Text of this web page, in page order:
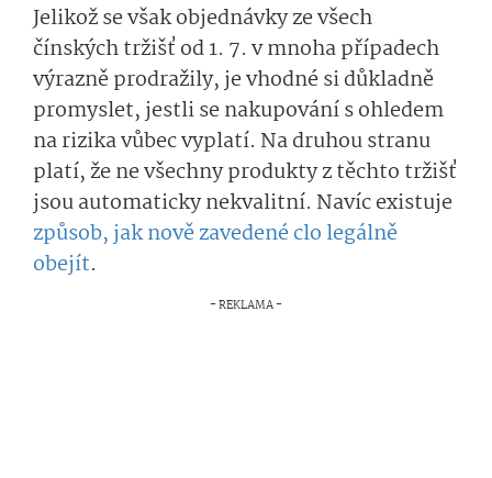
Jelikož se však objednávky ze všech
čínských tržišť od 1. 7. v mnoha případech
výrazně prodražily, je vhodné si důkladně
promyslet, jestli se nakupování s ohledem
na rizika vůbec vyplatí. Na druhou stranu
platí, že ne všechny produkty z těchto tržišť
jsou automaticky nekvalitní. Navíc existuje
způsob, jak nově zavedené clo legálně
obejít.